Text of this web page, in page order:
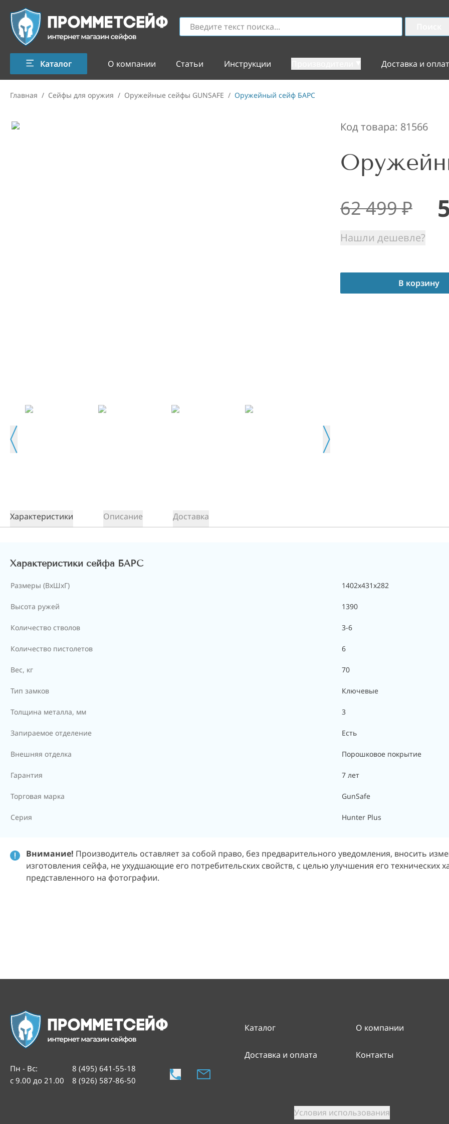
Каталог О компании Статьи Инструкции Доставка и
Главная / Сейфы для оружия / Оружейные сейфы GUNSAFE / Оружейный сейф БАРС
Код товара: 81566
62 499₽
Нашли дешевле?
В корзину
Характеристики Описание Доставка
Характеристики сейфа БАРС
Размеры (ВxШxГ) 1402х431х282
Высота ружей 1390
Количество стволов 3-6
Количество пистолетов 6
Вес, кг 70
Тип замков Ключевые
Толщина металла, мм 3
Запираемое отделение Есть
Внешняя отделка Порошковое покрытие
Гарантия 7 лет
Торговая марка GunSafe
Серия Hunter Plus
Внимание! Производитель оставляет за собой право, без предварительного уведомления, вносить
изготовления сейфа, не ухудшающие его потребительских свойств, с целью улучшения его технических
представленного на фотографии.
Пн - Вс:
с 9.00 до 21.00
8 (495) 641-55-18
8 (926) 587-86-50
Каталог О компании
Доставка и оплата Контакты
Условия использования